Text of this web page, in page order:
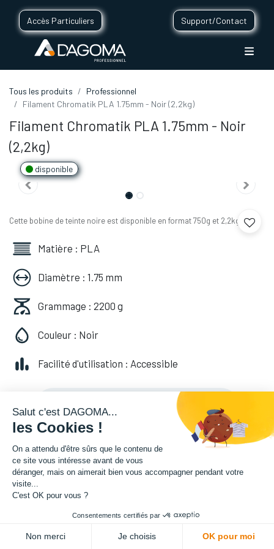
Accès Particuliers Support/Contact
Tous les produits
Professionnel
Filament Chromatik PLA 1.75mm - Noir (2,2kg)
Filament Chromatik PLA 1.75mm - Noir
(2,2kg)
disponible
Cette bobine de teinte noire est disponible en format 750g et 2,2kg.
Matière : PLA
Diamètre : 1.75 mm
Grammage : 2200 g
Couleur : Noir
Facilité d'utilisation : Accessible
49,99€HT
(49,99 TVA comprise)
Soyez averti lorsque le produit est de
nouveau en stock
Salut c'est DAGOMA...
les Cookies !
On a attendu d'être sûrs que le contenu de
ce site vous intéresse avant de vous
déranger, mais on aimerait bien vous accompagner pendant votre
visite...
C'est OK pour vous ?
Consentements certifiés par
Non merci Je choisis OK pour moi